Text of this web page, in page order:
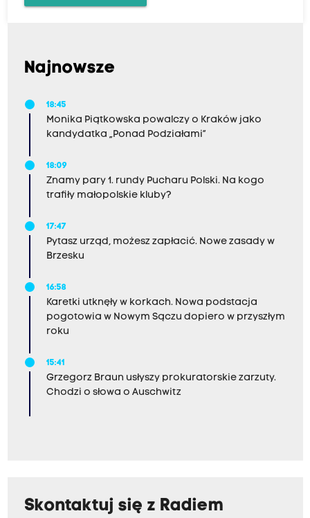
Najnowsze
18:45
Monika Piątkowska powalczy o Kraków jako
kandydatka „Ponad Podziałami”
18:09
Znamy pary 1. rundy Pucharu Polski. Na kogo
trafiły małopolskie kluby?
17:47
Pytasz urząd, możesz zapłacić. Nowe zasady w
Brzesku
16:58
Karetki utknęły w korkach. Nowa podstacja
pogotowia w Nowym Sączu dopiero w przyszłym
roku
15:41
Grzegorz Braun usłyszy prokuratorskie zarzuty.
Chodzi o słowa o Auschwitz
Skontaktuj się z Radiem